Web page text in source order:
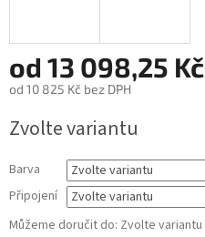
od 13 098,25 Kč
od 10 825 Kč bez DPH
cena:
Zvolte variantu
Barva
Připojení
Můžeme doručit do: Zvolte variantu